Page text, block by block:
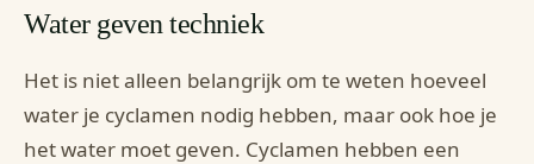
Water geven techniek
Het is niet alleen belangrijk om te weten hoeveel
water je cyclamen nodig hebben, maar ook hoe je
het water moet geven. Cyclamen hebben een